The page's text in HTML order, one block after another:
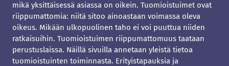
mikä yksittäisessä asiassa on oikein. Tuomioistuimet ovat
riippumattomia: niitä sitoo ainoastaan voimassa oleva
oikeus. Mikään ulkopuolinen taho ei voi puuttua niiden
ratkaisuihin. Tuomioistuimen riippumattomuus taataan
perustuslaissa. Näillä sivuilla annetaan yleistä tietoa
tuomioistuinten toiminnasta. Erityistapauksia ja